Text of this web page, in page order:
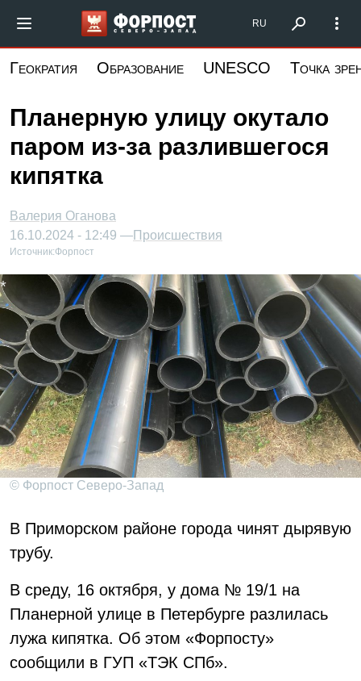
основному
Форпост Северо-Запад
RU
Геократия Образование UNESCO Точка
Планерную улицу окутало
паром из-за разлившегося
кипятка
Валерия Оганова
16.10.2024 - 12:49 —Происшествия
Источник:Форпост
© Форпост Северо-Запад
В Приморском районе города чинят дырявую
трубу.
В среду, 16 октября, у дома № 19/1 на
Планерной улице в Петербурге разлилась
лужа кипятка. Об этом «Форпосту»
сообщили в ГУП «ТЭК СПб».